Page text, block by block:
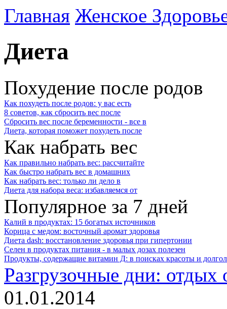
Главная Женское
Диета
Похудение после родов
Как похудеть после родов: у вас есть
8 советов, как сбросить вес после
Сбросить вес после беременности - все в
Диета, которая поможет похудеть после
Как набрать вес
Как правильно набрать вес: рассчитайте
Как быстро набрать вес в домашних
Как набрать вес: только ли дело в
Диета для набора веса: избавляемся от
Популярное за 7 дней
Калий в продуктах: 15 богатых источников
Корица с медом: восточный аромат здоровья
Диета dash: восстановление здоровья при гипертонии
Селен в продуктах питания - в малых дозах полезен
Продукты, содержащие витамин Д: в поисках красоты и
Разгрузочные дни:
01.01.2014